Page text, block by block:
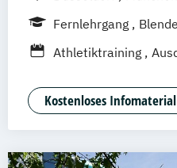
Weil am Rhein
Fernlehrgang
Athletiktraining
Basiswissen:
Basiswissen:
Berater:in für
Kostenloses Infomaterial